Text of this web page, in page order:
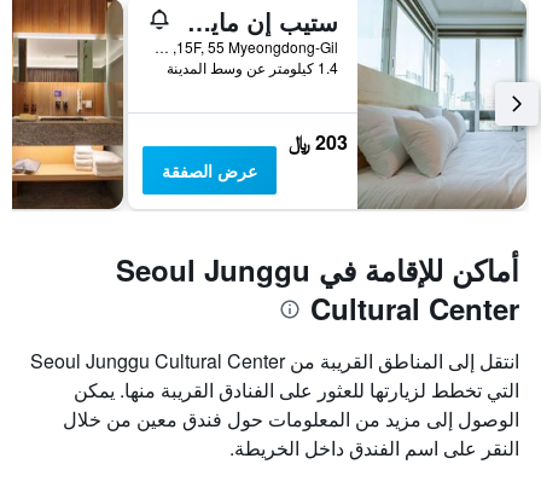
ستيب إن مايونغ دونغ 1
15F, 55 Myeongdong-Gil, سيول, كوريا الجنوبية
1.4 كيلومتر عن وسط المدينة
203 ﷼
عرض الصفقة
أماكن للإقامة في Seoul Junggu
Cultural Center
انتقل إلى المناطق القريبة من Seoul Junggu Cultural Center
التي تخطط لزيارتها للعثور على الفنادق القريبة منها. يمكن
الوصول إلى مزيد من المعلومات حول فندق معين من خلال
النقر على اسم الفندق داخل الخريطة.